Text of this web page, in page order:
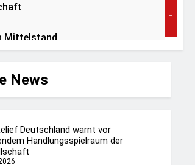
Mittelstand
In Polen
Rettungsstationen
News
Deutschland warnt vor
Handlungsspielraum der